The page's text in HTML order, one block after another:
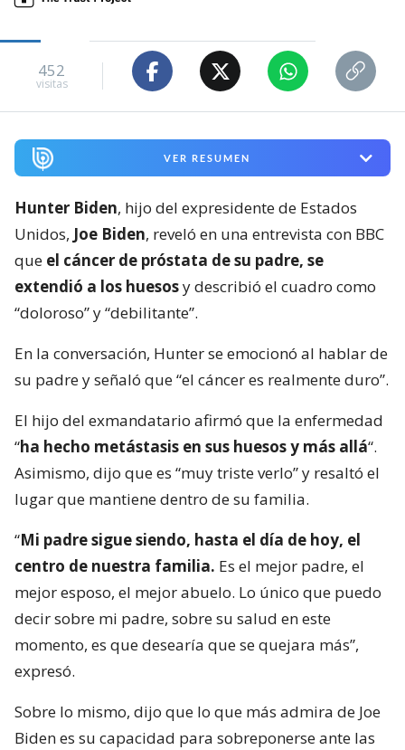
452
visitas
VER RESUMEN
Hunter Biden, hijo del expresidente de Estados
Unidos, Joe Biden, reveló en una entrevista con BBC
que el cáncer de próstata de su padre, se
extendió a los huesosy describió el cuadro como
“doloroso” y “debilitante”.
En la conversación, Hunter se emocionó al hablar de
su padre y señaló que “el cáncer es realmente duro”.
El hijo del exmandatario afirmó que la enfermedad
“ha hecho metástasis en sus huesos y más allá“.
Asimismo, dijo que es “muy triste verlo” y resaltó el
lugar que mantiene dentro de su familia.
“Mi padre sigue siendo, hasta el día de hoy, el
centro de nuestra familia. Es el mejor padre, el
mejor esposo, el mejor abuelo. Lo único que puedo
decir sobre mi padre, sobre su salud en este
momento, es que desearía que se quejara más”,
expresó.
Sobre lo mismo, dijo que lo que más admira de Joe
Biden es su capacidad para sobreponerse ante las